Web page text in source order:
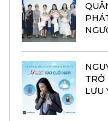
LƯU